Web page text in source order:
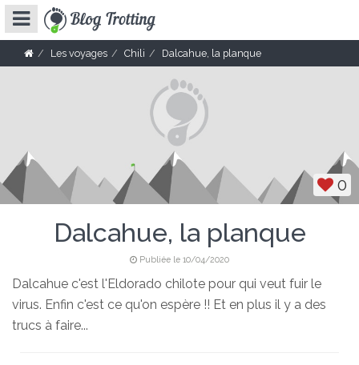
Les voyages Chili Dalcahue, la planque
0
Dalcahue, la planque
Publiée le 10/04/2020
Dalcahue c'est l'Eldorado chilote pour qui veut fuir le
virus. Enfin c'est ce qu'on espère !! Et en plus il y a des
trucs à faire...